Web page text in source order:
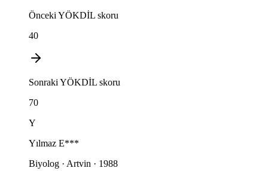
Önceki YÖKDİL skoru
40
Sonraki YÖKDİL skoru
70
Y
Yılmaz E***
Biyolog · Artvin · 1988